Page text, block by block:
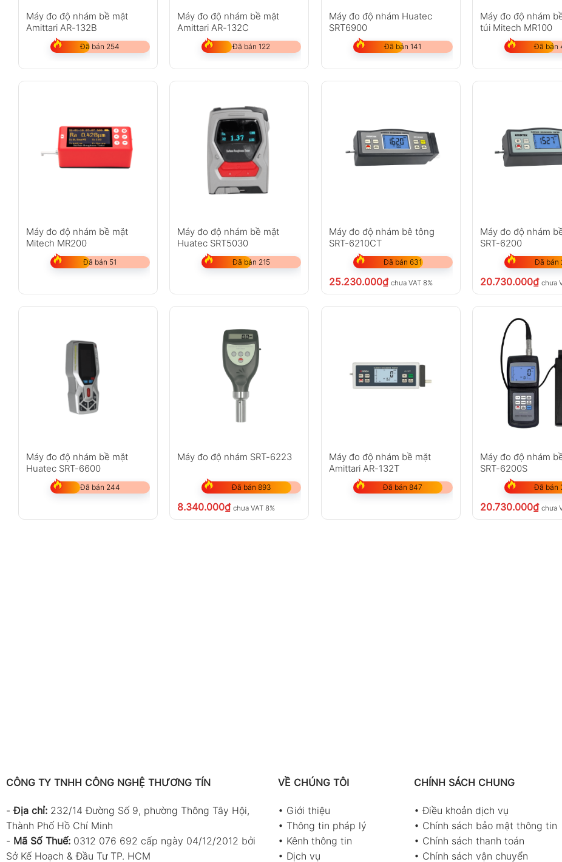
Máy đo độ nhám bề mặt
Amittari AR-132B
Đã bán 254
Máy đo độ nhám bề mặt
Amittari AR-132C
Đã bán 122
Máy đo độ nhám Huatec
SRT6900
Đã bán 141
Máy đo độ nhám
túi Mitech MR100
Đã bán
Máy đo độ nhám bề mặt
Mitech MR200
Đã bán 51
Máy đo độ nhám bề mặt
Huatec SRT5030
Đã bán 215
Máy đo độ nhám bê tông
SRT-6210CT
Đã bán 631
25.230.000₫ chưa VAT 8%
Máy đo độ nhám
SRT-6200
Đã bán
20.730.000₫ chưa
Máy đo độ nhám bề mặt
Huatec SRT-6600
Đã bán 244
Máy đo độ nhám SRT-6223
Đã bán 893
8.340.000₫ chưa VAT 8%
Máy đo độ nhám bề mặt
Amittari AR-132T
Đã bán 847
Máy đo độ nhám
SRT-6200S
Đã bán
20.730.000₫ chưa
CÔNG TY TNHH CÔNG NGHỆ THƯƠNG TÍN
-Địa chỉ: 232/14 Đường Số 9, phường Thông Tây Hội,
Thành Phố Hồ Chí Minh
- Mã Số Thuế: 0312 076 692 cấp ngày 04/12/2012 bởi
Sở Kế Hoạch & Đầu Tư TP. HCM
VỀ CHÚNG TÔI
• Giới thiệu
• Thông tin pháp lý
• Kênh thông tin
• Dịch vụ
CHÍNH SÁCH CHUNG
•Điều khoản dịch vụ
• Chính sách bảo mật thông tin
• Chính sách thanh toán
• Chính sách vận chuyển